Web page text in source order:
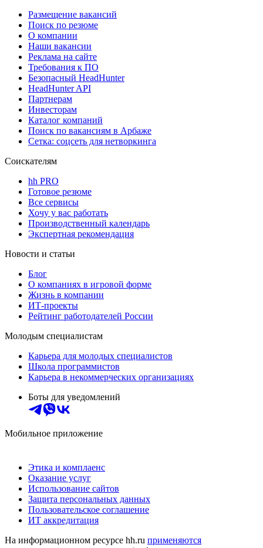
Размещение вакансий
Поиск по резюме
О компании
Наши вакансии
Реклама на сайте
Требования к ПО
Безопасный HeadHunter
HeadHunter API
Партнерам
Инвесторам
Каталог компаний
Поиск по вакансиям в Арбаже
Сетка: соцсеть для нетворкинга
Соискателям
hh PRO
Готовое резюме
Все сервисы
Хочу у вас работать
Производственный календарь
Экспертная рекомендация
Новости и статьи
Блог
О компаниях в игровой форме
Жизнь в компании
ИТ-проекты
Рейтинг работодателей России
Молодым специалистам
Карьера для молодых специалистов
Школа программистов
Карьера в некоммерческих организациях
Боты для уведомлений
Мобильное приложение
Этика и комплаенс
Оказание услуг
Использование сайтов
Защита персональных данных
Пользовательское соглашение
ИТ аккредитация
На информационном ресурсе hh.ru применяются